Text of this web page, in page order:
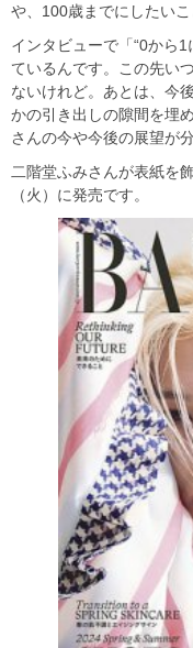
や、100歳までにしたいこ
インタビューで「“0から
ているんです。この先い
ないけれど。あとは、今
かの引き出しの隙間を埋
さんの今や今後の展望が
二階堂ふみさんが表紙を
（火）に発売です。